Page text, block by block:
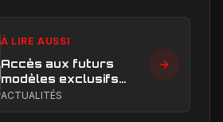
À LIRE AUSSI
Accès aux futurs
modèles exclusifs
Ferrari : l'achat
ACTUALITÉS